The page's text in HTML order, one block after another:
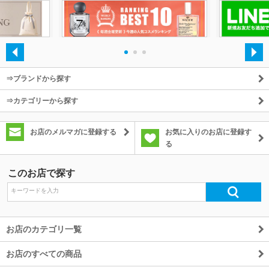
⇒ブランドから探す
⇒カテゴリーから探す
お店のメルマガに登録する
お気に入りのお店に登録す
る
このお店で探す
お店のカテゴリ一覧
お店のすべての商品